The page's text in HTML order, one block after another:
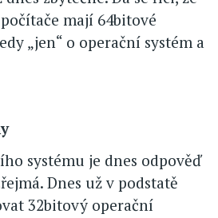
mají 64bitové
„jen“ o operační systém a
systému je dnes odpověď
Dnes už v podstatě
32bitový operační